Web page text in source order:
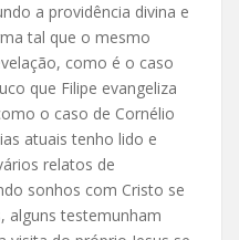
a providência divina e
tal que o mesmo
como é o caso
que Filipe evangeliza
o caso de Cornélio
atuais tenho lido e
relatos de
sonhos com Cristo se
alguns testemunham